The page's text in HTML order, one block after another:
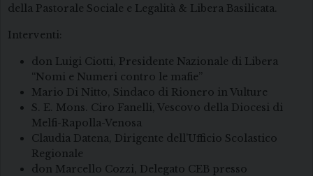
della Pastorale Sociale e Legalità & Libera Basilicata.
Interventi:
don Luigi Ciotti, Presidente Nazionale di Libera
“Nomi e Numeri contro le mafie”
Mario Di Nitto, Sindaco di Rionero in Vulture
S. E. Mons. Ciro Fanelli, Vescovo della Diocesi di
Melfi-Rapolla-Venosa
Claudia Datena, Dirigente dell’Ufficio Scolastico
Regionale
don Marcello Cozzi, Delegato CEB presso